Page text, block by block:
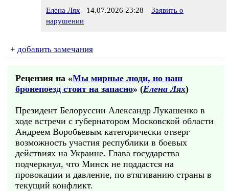
Елена Лях 14.07.2026 23:28
Заявить о
нарушении
+ добавить замечания
Рецензия на «Мы мирные люди, но наш
бронепоезд стоит на запасно» (Елена Лях)
Президент Белоруссии Александр Лукашенко в
ходе встречи с губернатором Московской области
Андреем Воробьевым категорически отверг
возможность участия республики в боевых
действиях на Украине. Глава государства
подчеркнул, что Минск не поддастся на
провокации и давление, по втягиванию страны в
текущий конфликт.